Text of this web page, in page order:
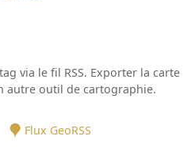
via le fil RSS. Exporter la carte
autre outil de cartographie.
Flux GeoRSS